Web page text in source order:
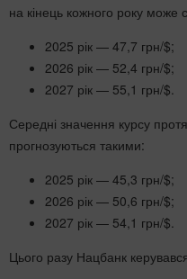
на кінець кожного року може
2025 рік — 47,7 грн/$;
2026 рік — 52,4 грн/$;
2027 рік — 55,1 грн/$.
Середні значення курсу
прогнозуються такими:
2025 рік — 45,3 грн/$;
2026 рік — 50,6 грн/$;
2027 рік — 54,1 грн/$.
Цього разу Нацбанк